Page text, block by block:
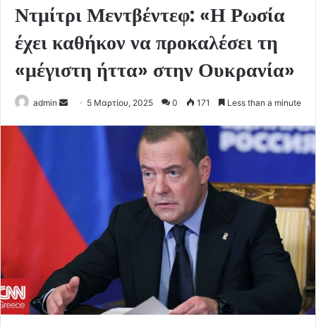
Ντμίτρι Μεντβέντεφ: «Η Ρωσία
έχει καθήκον να προκαλέσει τη
«μέγιστη ήττα» στην Ουκρανία»
admin
Send 5 Μαρτίου, 2025 0 171 Less than a minute